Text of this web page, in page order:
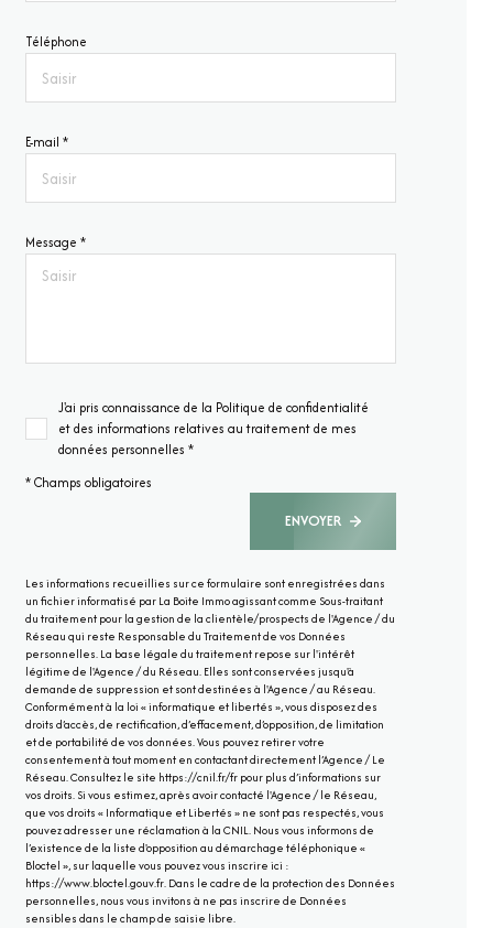
Téléphone
E-mail *
Message *
J'ai pris connaissance de la Politique de confidentialité
et des informations relatives au traitement de mes
données personnelles *
* Champs obligatoires
ENVOYER
Les informations recueillies sur ce formulaire sont enregistrées dans
un fichier informatisé par La Boite Immo agissant comme Sous-traitant
du traitement pour la gestion de la clientèle/prospects de l'Agence / du
Réseau qui reste Responsable du Traitement de vos Données
personnelles. La base légale du traitement repose sur l'intérêt
légitime de l'Agence / du Réseau. Elles sont conservées jusqu'à
demande de suppression et sont destinées à l'Agence / au Réseau.
Conformément à la loi « informatique et libertés », vous disposez des
droits d’accès, de rectification, d’effacement, d’opposition, de limitation
et de portabilité de vos données. Vous pouvez retirer votre
consentement à tout moment en contactant directement l’Agence / Le
Réseau. Consultez le site https://cnil.fr/frpour plus d’informations sur
vos droits. Si vous estimez, après avoir contacté l'Agence / le Réseau,
que vos droits « Informatique et Libertés » ne sont pas respectés, vous
pouvez adresser une réclamation à la CNIL. Nous vous informons de
l’existence de la liste d'opposition au démarchage téléphonique «
Bloctel », sur laquelle vous pouvez vous inscrire ici :
https://www.bloctel.gouv.fr. Dans le cadre de la protection des Données
personnelles, nous vous invitons à ne pas inscrire de Données
sensibles dans le champ de saisie libre.